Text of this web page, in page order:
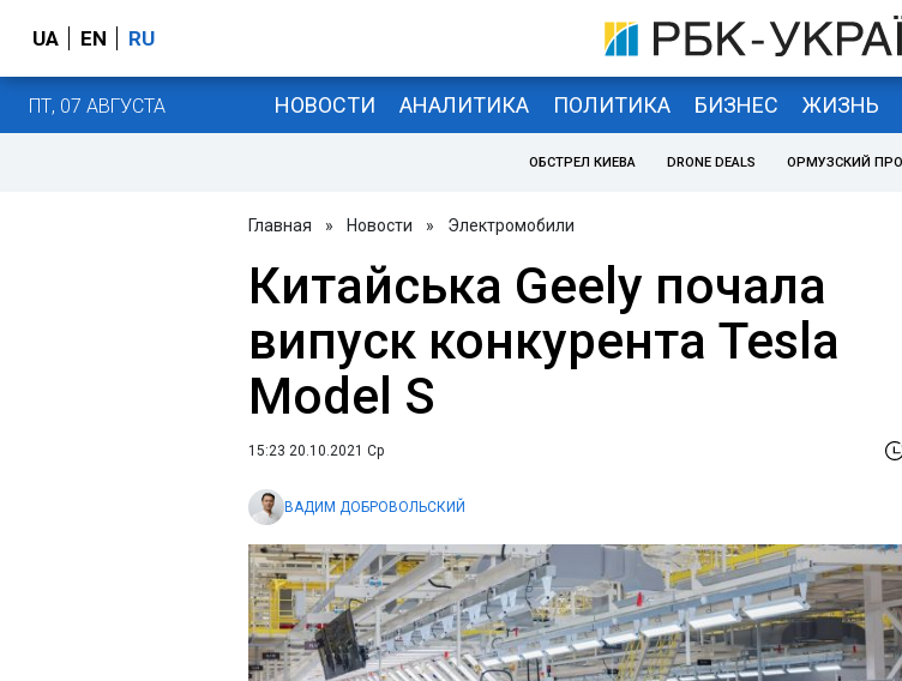
UA EN RU
ПТ, 07 АВГУСТА НОВОСТИ АНАЛИТИКА ПОЛИТИКА БИЗНЕС ЖИЗНЬ
ОБСТРЕЛ КИЕВА DRONE DEALS ОРМУЗСКИЙ
Главная » Новости » Электромобили
Китайська Geely почала
випуск конкурента Tesla
Model S
15:23 20.10.2021 Ср
ВАДИМ ДОБРОВОЛЬСКИЙ